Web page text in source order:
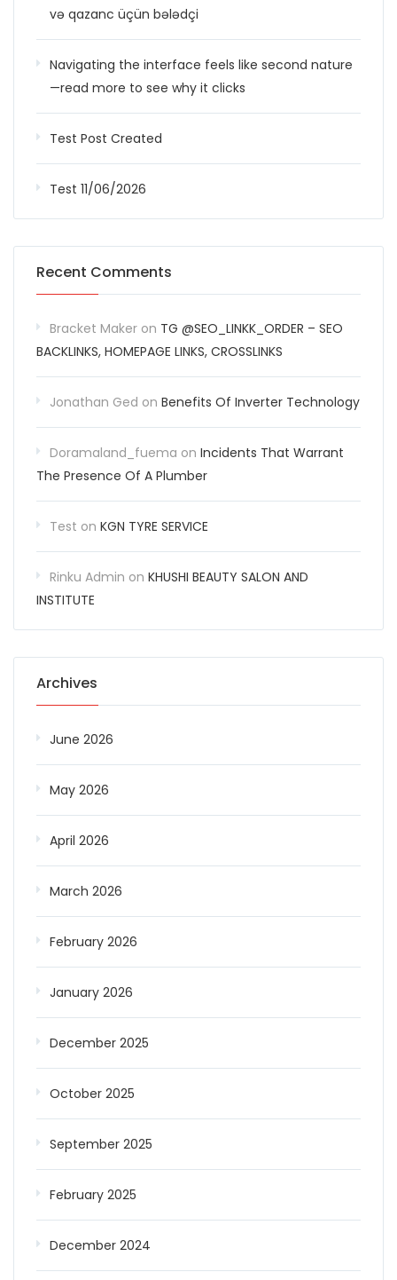
və qazanc üçün bələdçi
Navigating the interface feels like second nature
—read more to see why it clicks
Test Post Created
Test 11/06/2026
Recent Comments
Bracket Maker on TG @SEO_LINKK_ORDER – SEO
BACKLINKS, HOMEPAGE LINKS, CROSSLINKS
Jonathan Ged on Benefits Of Inverter Technology
Doramaland_fuema on Incidents That Warrant
The Presence Of A Plumber
Test on KGN TYRE SERVICE
Rinku Admin on KHUSHI BEAUTY SALON AND
INSTITUTE
Archives
June 2026
May 2026
April 2026
March 2026
February 2026
January 2026
December 2025
October 2025
September 2025
February 2025
December 2024